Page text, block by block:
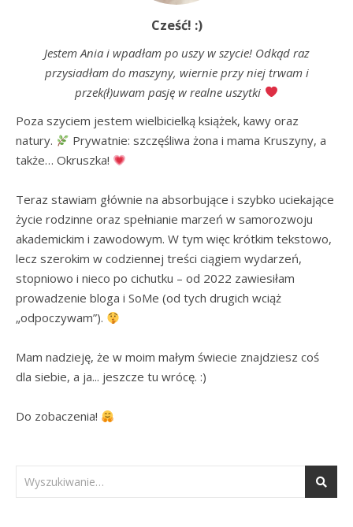
Cześć! :)
Jestem Ania i wpadłam po uszy w szycie! Odkąd raz
przysiadłam do maszyny, wiernie przy niej trwam i
przek(ł)uwam pasję w realne uszytki
Poza szyciem jestem wielbicielką książek, kawy oraz
natury.
Prywatnie: szczęśliwa żona i mama Kruszyny, a
także… Okruszka!
Teraz stawiam głównie na absorbujące i szybko uciekające
życie rodzinne oraz spełnianie marzeń w samorozwoju
akademickim i zawodowym. W tym więc krótkim tekstowo,
lecz szerokim w codziennej treści ciągiem wydarzeń,
stopniowo i nieco po cichutku – od 2022 zawiesiłam
prowadzenie bloga i SoMe (od tych drugich wciąż
„odpoczywam”).
Mam nadzieję, że w moim małym świecie znajdziesz coś
dla siebie, a ja... jeszcze tu wrócę. :)
Do zobaczenia!